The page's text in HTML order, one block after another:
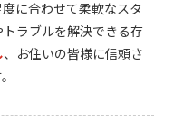
に合わせて柔軟なスタ
ラブルを解決できる存
、お住いの皆様に信頼さ